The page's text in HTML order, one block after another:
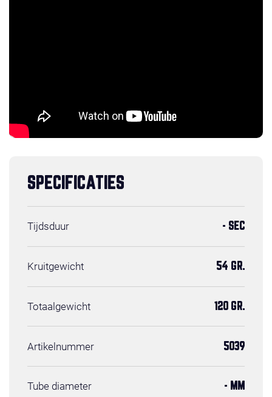
SPECIFICATIES
Tijdsduur - SEC
Kruitgewicht 54 GR.
Totaalgewicht 120 GR.
Artikelnummer 5039
Tube diameter - MM